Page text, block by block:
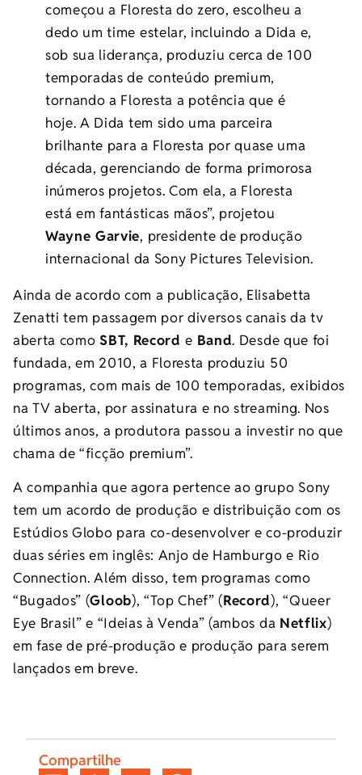
começou a Floresta do zero, escolheu a
dedo um time estelar, incluindo a Dida e,
sob sua liderança, produziu cerca de 100
temporadas de conteúdo premium,
tornando a Floresta a potência que é
hoje. A Dida tem sido uma parceira
brilhante para a Floresta por quase uma
década, gerenciando de forma primorosa
inúmeros projetos. Com ela, a Floresta
está em fantásticas mãos”, projetou
Wayne Garvie, presidente de produção
internacional da Sony Pictures Television.
Ainda de acordo com a publicação, Elisabetta
Zenatti tem passagem por diversos canais da tv
aberta comoSBT, Recorde Band. Desde que foi
fundada, em 2010, a Floresta produziu 50
programas, com mais de 100 temporadas, exibidos
na TV aberta, por assinatura e no streaming. Nos
últimos anos, a produtora passou a investir no que
chama de “ficção premium”.
A companhia que agora pertence ao grupo Sony
tem um acordo de produção e distribuição com os
Estúdios Globo para co-desenvolver e co-produzir
duas séries em inglês: Anjo de Hamburgo e Rio
Connection. Além disso, tem programas como
“Bugados” (Gloob), “Top Chef” (Record), “Queer
Eye Brasil” e “Ideias à Venda” (ambos da Netflix)
em fase de pré-produção e produção para serem
lançados em breve.
Compartilhe